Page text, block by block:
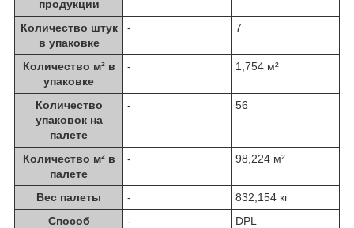
продукции
Количество штук
в упаковке
- 7
Количество м² в
упаковке
- 1,754 м²
Количество
упаковок на
палете
- 56
Количество м² в
палете
- 98,224 м²
Вес палеты -
832,154 кг
Способ
- DPL